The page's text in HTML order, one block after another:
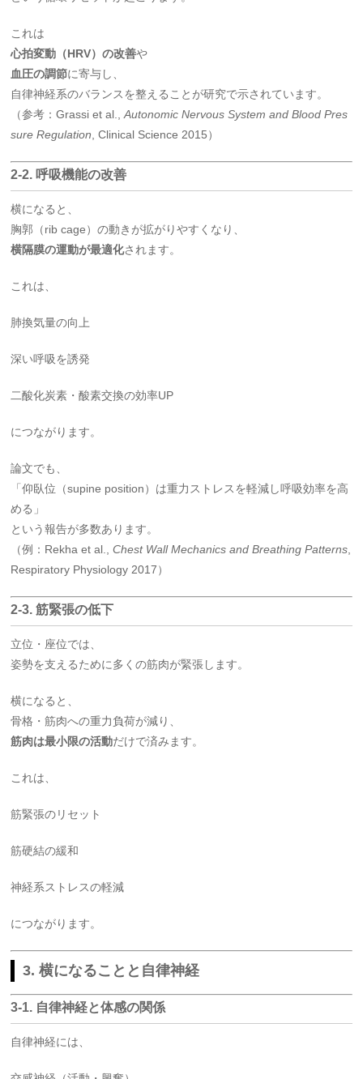
これは
心拍変動（HRV）の改善や
血圧の調節に寄与し、
自律神経系のバランスを整えることが研究で示されています。
（参考：Grassi et al.,Autonomic Nervous System and Blood Pres
sure Regulation , Clinical Science 2015）
2-2. 呼吸機能の改善
横になると、
胸郭（rib cage）の動きが拡がりやすくなり、
横隔膜の運動が最適化されます。
これは、
肺換気量の向上
深い呼吸を誘発
二酸化炭素・酸素交換の効率UP
につながります。
論文でも、
「仰臥位（supine position）は重力ストレスを軽減し呼吸効率を高
める」
という報告が多数あります。
（例：Rekha et al.,Chest Wall Mechanics and Breathing Patterns
Respiratory Physiology 2017）
2-3. 筋緊張の低下
立位・座位では、
姿勢を支えるために多くの筋肉が緊張します。
横になると、
骨格・筋肉への重力負荷が減り、
筋肉は最小限の活動だけで済みます。
これは、
筋緊張のリセット
筋硬結の緩和
神経系ストレスの軽減
につながります。
3. 横になることと自律神経
3-1. 自律神経と体感の関係
自律神経には、